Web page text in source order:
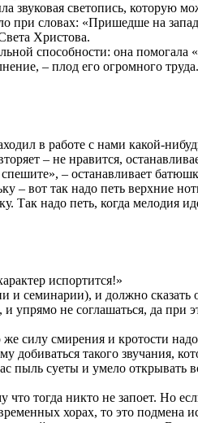
светопись, которую
при словах: «Пришедше на
Христова.
способности: она
– плод его огромного труда.
в работе с нами какой-
– не нравится,
– останавливает
– вот так надо петь верхние
Так надо петь, когда мелодия
испортится!»
семинарии), и должно сказать
не соглашаться, да при
силу смирения и кротости
такого звучания,
пыль суеты и умело открывать
тогда никто не запоет. Но
хорах, то это подмена